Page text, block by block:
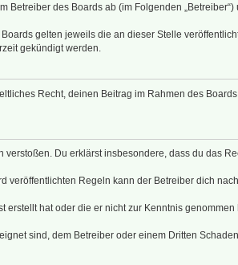
Betreiber des Boards ab (im Folgenden
gelten jeweils die an dieser Stelle
gekündigt werden.
Recht, deinen Beitrag im Rahmen des
Du erklärst insbesondere, dass du das
Regeln kann der Betreiber dich
hat oder die er nicht zur Kenntnis
sind, dem Betreiber oder einem Dritten